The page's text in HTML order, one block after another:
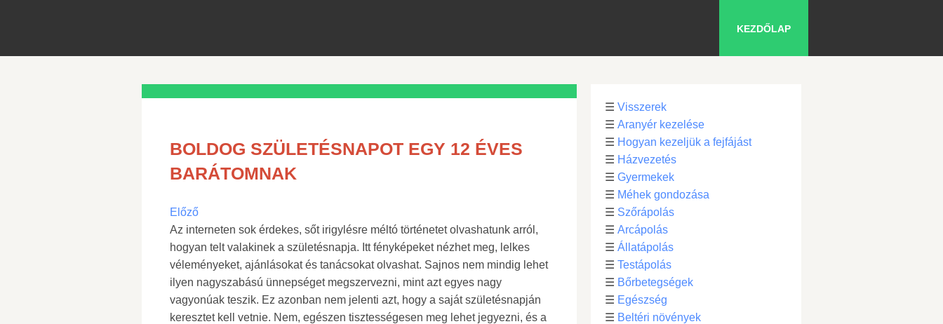
KEZDŐLAP
BOLDOG SZÜLETÉSNAPOT EGY 12 ÉVES
BARÁTOMNAK
Előző
Az interneten sok érdekes, sőt irigylésre méltó történetet olvashatunk arról,
hogyan telt valakinek a születésnapja. Itt fényképeket nézhet meg, lelkes
véleményeket, ajánlásokat és tanácsokat olvashat. Sajnos nem mindig lehet
ilyen nagyszabású ünnepséget megszervezni, mint azt egyes nagy
vagyonúak teszik. Ez azonban nem jelenti azt, hogy a saját születésnapján
keresztet kell vetnie. Nem, egészen tisztességesen meg lehet jegyezni, és a
☰ Visszerek
☰ Aranyér kezelése
☰ Hogyan kezeljük a fejfájást
☰ Házvezetés
☰ Gyermekek
☰ Méhek gondozása
☰ Szőrápolás
☰ Arcápolás
☰ Állatápolás
☰ Testápolás
☰ Bőrbetegségek
☰ Egészség
☰ Beltéri növények